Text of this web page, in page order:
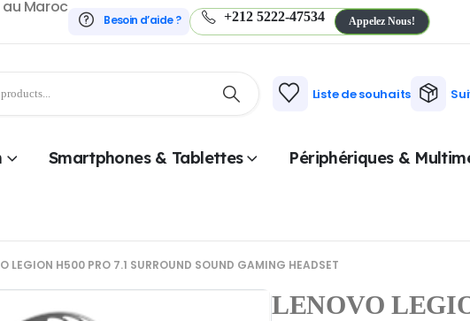
Maroc
Besoin d’aide ? +212 5222-47534 Appelez Nous!
Liste de souhaits
Smartphones & Tablettes Périphériques &
LEGION H500 PRO 7.1 SURROUND SOUND GAMING HEADSET
LENOVO